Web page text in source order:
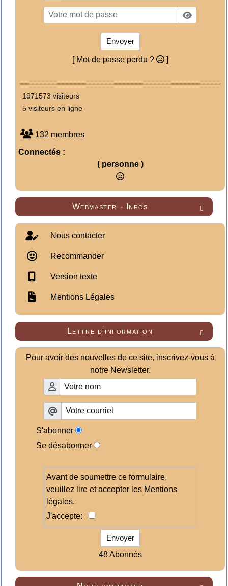
Envoyer
[ Mot de passe perdu ? ]
1971573 visiteurs
5 visiteurs en ligne
132 membres
Connectés :
( personne )

Webmaster - Infos
Nous contacter
Recommander
Version texte
Mentions Légales

Lettre d'information
Pour avoir des nouvelles de ce site, inscrivez-vous à
notre Newsletter.
S'abonner
Se désabonner
Avant de soumettre ce formulaire,
veuillez lire et accepter les Mentions
légales.
J'accepte:
Envoyer
48 Abonnés